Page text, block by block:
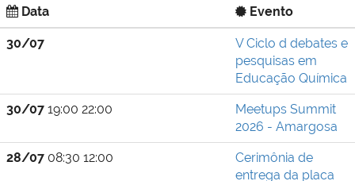
Data Evento
30/07
V Ciclo d debates e
pesquisas em
Educação Química
30/07 19:00 22:00
Meetups Summit
2026 - Amargosa
28/07 08:30 12:00
Cerimônia de
entrega da placa